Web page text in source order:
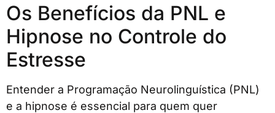
Os Benefícios da PNL e
Hipnose no Controle do
Estresse
Entender a Programação Neurolinguística (PNL)
e a hipnose é essencial para quem quer